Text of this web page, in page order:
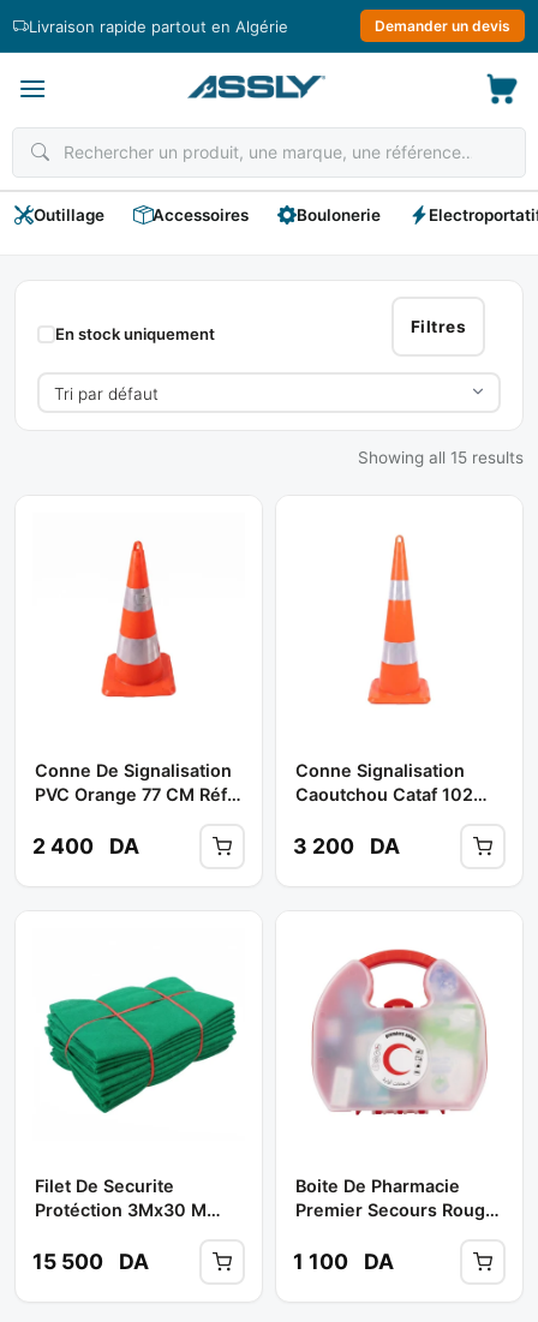
Livraison rapide partout en Algérie Demander un devis
Outillage Accessoires Boulonerie
Sécurité
Et
Signalisation
Filtres
En stock uniquement
Showing all 15 results
Conne De Signalisation
PVC Orange 77 CM Réf:
2 400 DA
Conne Signalisation
Caoutchou Cataf 102
3 200 DA
Filet De Securite
Protéction 3Mx30 M
Vert ( Paquet) ** IMPOR
15 500 DA
Boite De Pharmacie
Premier Secours Rouge
Complet **
1 100 DA